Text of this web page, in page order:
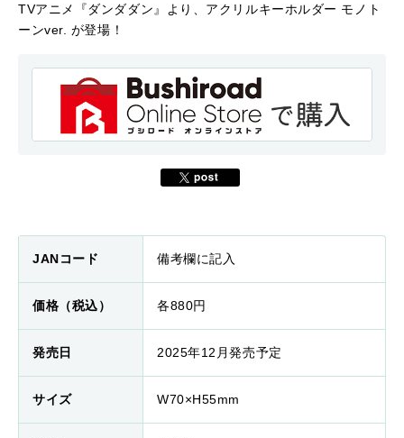
TVアニメ『ダンダダン』より、アクリルキーホルダー モノト
ーンver. が登場！
JANコード 備考欄に記入
価格（税込） 各880円
発売日 2025年12月発売予定
サイズ W70×H55mm